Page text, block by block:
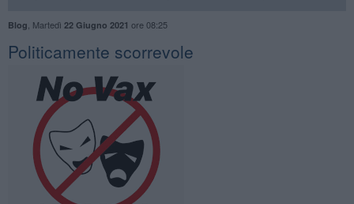
Blog Martedì 22 Giugno 2021 ore 08:25
Politicamente scorrevole